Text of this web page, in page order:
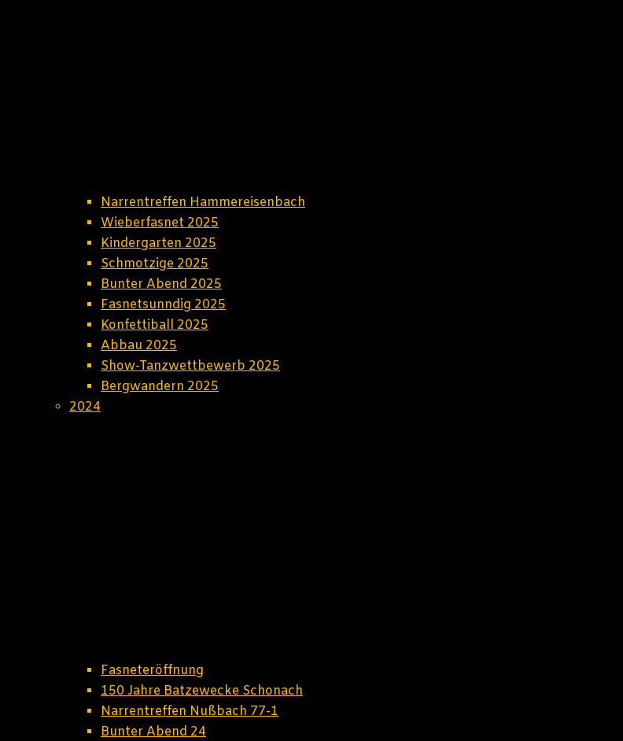
Narrentreffen Hammereisenbach
Wieberfasnet 2025
Kindergarten 2025
Schmotzige 2025
Bunter Abend 2025
Fasnetsunndig 2025
Konfettiball 2025
Abbau 2025
Show-Tanzwettbewerb 2025
Bergwandern 2025
2024
Fasneteröffnung
150 Jahre Batzewecke Schonach
Narrentreffen Nußbach 77-1
Bunter Abend 24